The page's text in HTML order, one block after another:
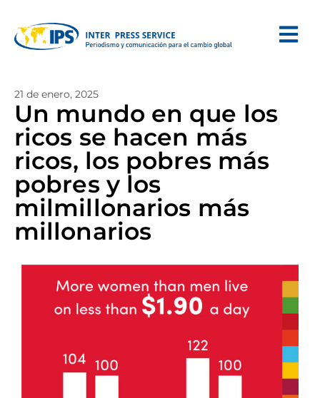
21 de enero, 2025
Un mundo en que los
ricos se hacen más
ricos, los pobres más
pobres y los
milmillonarios más
millonarios